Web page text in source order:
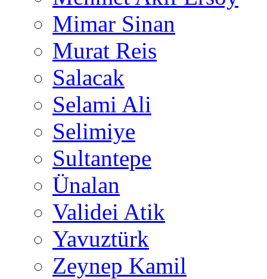
Mimar Sinan
Murat Reis
Salacak
Selami Ali
Selimiye
Sultantepe
Ünalan
Validei Atik
Yavuztürk
Zeynep Kamil